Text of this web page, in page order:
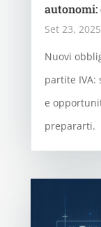
autonomi:
Set 23, 2025
Nuovi
partite IVA:
e
prepararti.